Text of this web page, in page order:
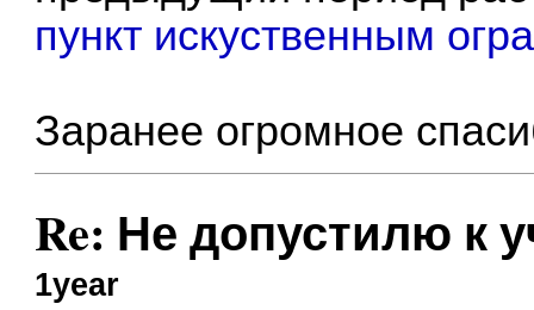
пункт искуственным
Заранее огромное
Re: Не допустилю к
1year